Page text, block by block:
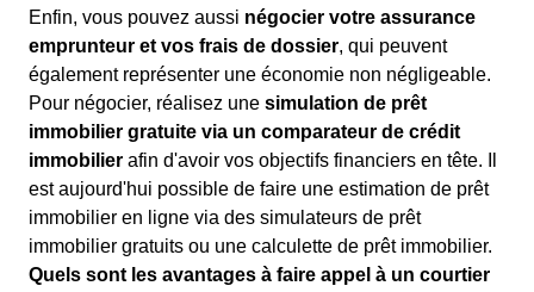
Enfin, vous pouvez aussi négocier votre assurance
emprunteur et vos frais de dossier, qui peuvent
également représenter une économie non négligeable.
Pour négocier, réalisez une simulation de prêt
immobilier gratuite via un comparateur de crédit
immobilier afin d'avoir vos objectifs financiers en tête. Il
est aujourd'hui possible de faire une estimation de prêt
immobilier en ligne via des simulateurs de prêt
immobilier gratuits ou une calculette de prêt immobilier.
Quels sont les avantages à faire appel à un courtier